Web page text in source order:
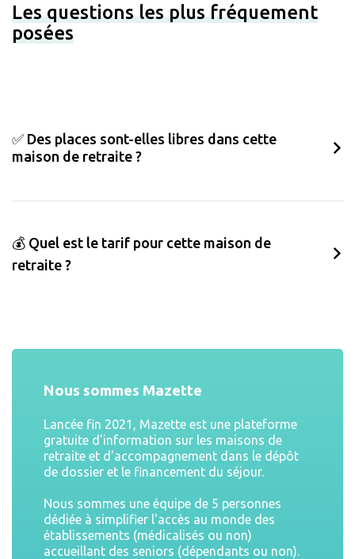
Les questions les plus fréquement
posées
✅ Des places sont-elles libres dans cette
maison de retraite ?
💰 Quel est le tarif pour cette maison de
retraite ?
Nous sommes Mazette
Lancée fin 2021, Mazette est une plateforme
gratuite d'information sur les maisons de
retraite et d'accompagnement dans le dépôt
de dossier et le financement du séjour.
Nous sommes une équipe de 5 personnes
dédiée à simplifier l'accès au monde des
établissements (médicalisés ou non)
accueillant des seniors (dépendants ou non).